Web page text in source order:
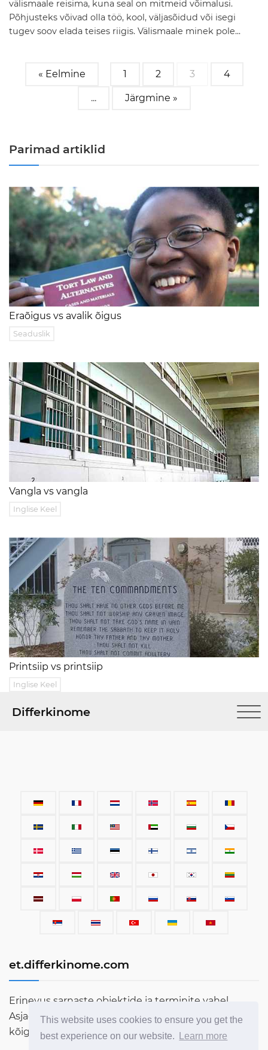
This website uses cookies to ensure you get the
best experience on our website.
Learn more
välismaale reisima, kuna seal on mitmeid võimalusi.
Põhjusteks võivad olla töö, kool, väljasõidud või isegi
tugev soov elada teises riigis. Välismaale minek pole...
« Eelmine 1 2 3 4
... Järgmine »
Parimad artiklid
Eraõigus vs avalik õigus
Seaduslik
Vangla vs vangla
Inglise Keel
Printsiip vs printsiip
Inglise Keel
Differkinome
et.differkinome.com
Erinevus sarnaste objektide ja terminite vahel.
Asjade, varustuse, autode, terminite, inimeste ja
kõige muu, mis siin maailmas eksisteerib, võrdlus.